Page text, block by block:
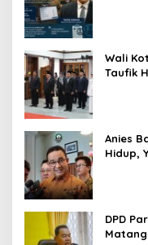
Wali
Taufik
Anies
Hidup,
DPD